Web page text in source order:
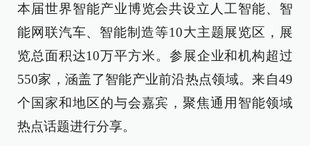
本届世界智能产业博览会共设立人工智能、智
能网联汽车、智能制造等10大主题展览区，展
览总面积达10万平方米。参展企业和机构超过
550家，涵盖了智能产业前沿热点领域。来自49
个国家和地区的与会嘉宾，聚焦通用智能领域
热点话题进行分享。